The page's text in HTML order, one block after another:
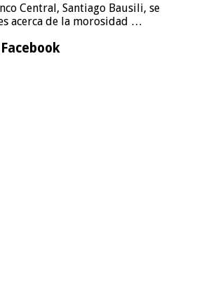
Central, Santiago Bausili, se
acerca de la morosidad …